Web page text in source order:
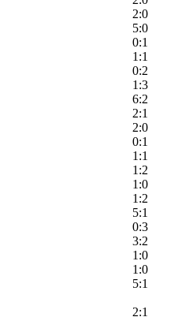
2:0
5:0
0:1
1:1
0:2
1:3
6:2
2:1
2:0
0:1
1:1
1:2
1:0
1:2
5:1
0:3
3:2
1:0
1:0
5:1
2:1